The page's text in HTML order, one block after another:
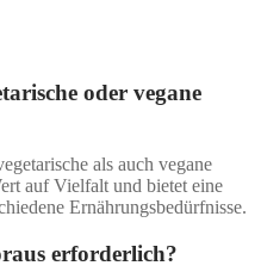
oder vegane
als auch vegane
auf Vielfalt und bietet eine
Ernährungsbedürfnisse.
erforderlich?